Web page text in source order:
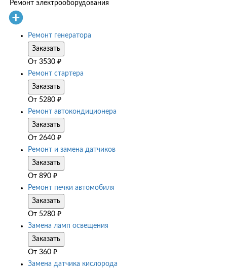
Ремонт электрооборудования
Ремонт генератора
Заказать
От 3530 ₽
Ремонт стартера
Заказать
От 5280 ₽
Ремонт автокондиционера
Заказать
От 2640 ₽
Ремонт и замена датчиков
Заказать
От 890 ₽
Ремонт печки автомобиля
Заказать
От 5280 ₽
Замена ламп освещения
Заказать
От 360 ₽
Замена датчика кислорода